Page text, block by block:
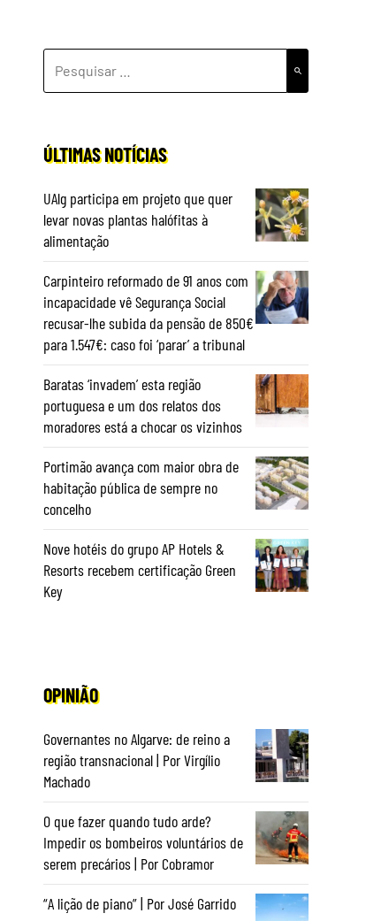
POR:
ÚLTIMAS NOTÍCIAS
UAlg participa em projeto que quer
levar novas plantas halófitas à
alimentação
Carpinteiro reformado de 91 anos com
incapacidade vê Segurança Social
recusar-lhe subida da pensão de 850€
para 1.547€: caso foi ‘parar’ a tribunal
Baratas ‘invadem’ esta região
portuguesa e um dos relatos dos
moradores está a chocar os vizinhos
Portimão avança com maior obra de
habitação pública de sempre no
concelho
Nove hotéis do grupo AP Hotels &
Resorts recebem certificação Green
Key
OPINIÃO
Governantes no Algarve: de reino a
região transnacional | Por Virgílio
Machado
O que fazer quando tudo arde?
Impedir os bombeiros voluntários de
serem precários | Por Cobramor
“A lição de piano” | Por José Garrido